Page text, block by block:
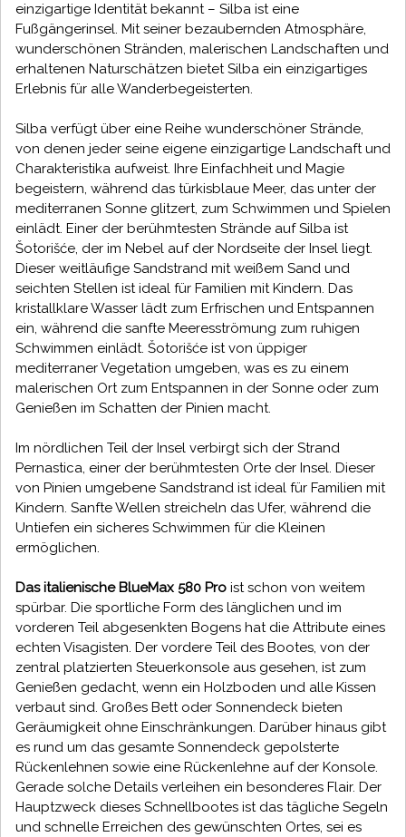
einzigartige Identität bekannt – Silba ist eine
Fußgängerinsel. Mit seiner bezaubernden Atmosphäre,
wunderschönen Stränden, malerischen Landschaften und
erhaltenen Naturschätzen bietet Silba ein einzigartiges
Erlebnis für alle Wanderbegeisterten.
Silba verfügt über eine Reihe wunderschöner Strände,
von denen jeder seine eigene einzigartige Landschaft und
Charakteristika aufweist. Ihre Einfachheit und Magie
begeistern, während das türkisblaue Meer, das unter der
mediterranen Sonne glitzert, zum Schwimmen und Spielen
einlädt. Einer der berühmtesten Strände auf Silba ist
Šotorišće, der im Nebel auf der Nordseite der Insel liegt.
Dieser weitläufige Sandstrand mit weißem Sand und
seichten Stellen ist ideal für Familien mit Kindern. Das
kristallklare Wasser lädt zum Erfrischen und Entspannen
ein, während die sanfte Meeresströmung zum ruhigen
Schwimmen einlädt. Šotorišće ist von üppiger
mediterraner Vegetation umgeben, was es zu einem
malerischen Ort zum Entspannen in der Sonne oder zum
Genießen im Schatten der Pinien macht.
Im nördlichen Teil der Insel verbirgt sich der Strand
Pernastica, einer der berühmtesten Orte der Insel. Dieser
von Pinien umgebene Sandstrand ist ideal für Familien mit
Kindern. Sanfte Wellen streicheln das Ufer, während die
Untiefen ein sicheres Schwimmen für die Kleinen
ermöglichen.
Das italienische BlueMax 580 Pro ist schon von weitem
spürbar. Die sportliche Form des länglichen und im
vorderen Teil abgesenkten Bogens hat die Attribute eines
echten Visagisten. Der vordere Teil des Bootes, von der
zentral platzierten Steuerkonsole aus gesehen, ist zum
Genießen gedacht, wenn ein Holzboden und alle Kissen
verbaut sind. Großes Bett oder Sonnendeck bieten
Geräumigkeit ohne Einschränkungen. Darüber hinaus gibt
es rund um das gesamte Sonnendeck gepolsterte
Rückenlehnen sowie eine Rückenlehne auf der Konsole.
Gerade solche Details verleihen ein besonderes Flair. Der
Hauptzweck dieses Schnellbootes ist das tägliche Segeln
und schnelle Erreichen des gewünschten Ortes, sei es